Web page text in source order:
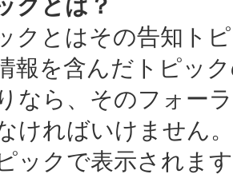
クとはその告知ト
報を含んだトピッ
なら、そのフォー
ければいけません
ックで表示されま